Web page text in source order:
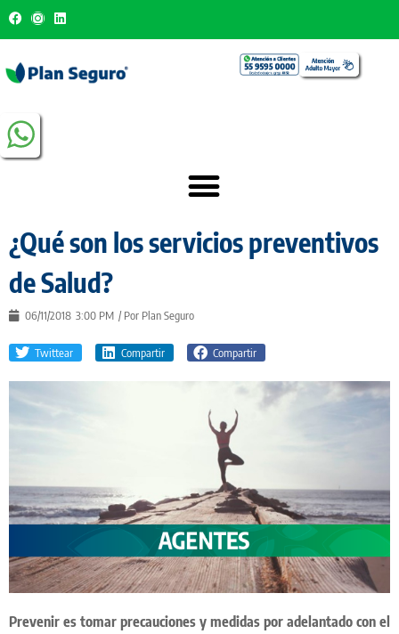
¿Qué son los servicios preventivos
de Salud?
06/11/2018 3:00 PM / Por Plan Seguro
Twittear Compartir Compartir
Prevenir es tomar precauciones y medidas por adelantado con el